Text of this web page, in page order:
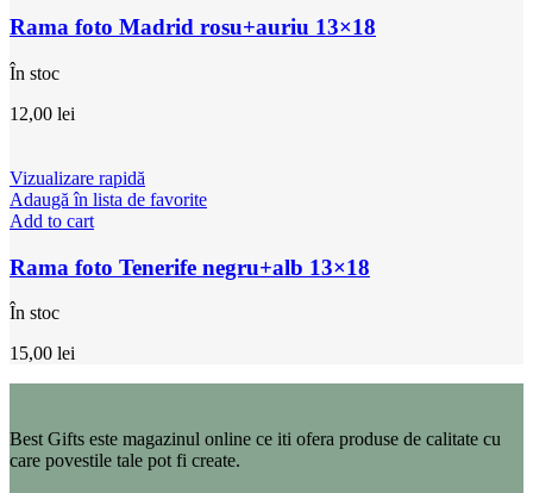
Rama foto Madrid rosu+auriu 13×18
În stoc
12,00 lei
Vizualizare rapidă
Adaugă în lista de favorite
Add to cart
Rama foto Tenerife negru+alb 13×18
În stoc
15,00 lei
Best Gifts este magazinul online ce iti ofera produse de calitate cu
care povestile tale pot fi create.